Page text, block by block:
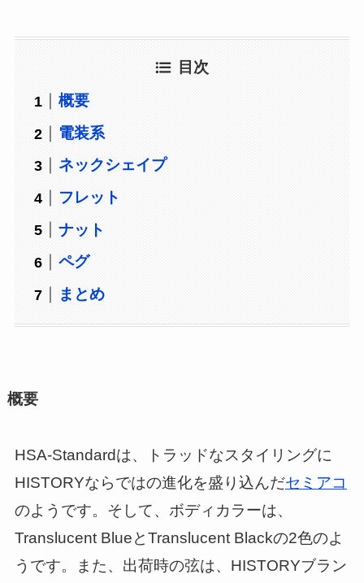
目次
概要
電装系
ネックシェイプ
フレット
ナット
ペグ
まとめ
概要
HSA-Standardは、トラッドなスタイリングに
HISTORYならではの進化を盛り込んだセミアコ
のようです。そして、ボディカラーは、
Translucent BlueとTranslucent Blackの2色のよ
うです。また、出荷時の弦は、HISTORYブラン